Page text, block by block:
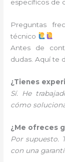
específicos de
Preguntas
técnico
Antes de
dudas. Aquí te
¿Tienes
Sí. He
cómo
¿Me ofreces
Por supuesto.
con una